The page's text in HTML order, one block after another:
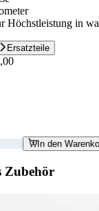
Höchstleistung in
Ersatzteile
In den
Zubehör